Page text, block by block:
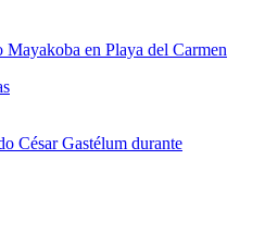
en Playa del Carmen
César Gastélum durante